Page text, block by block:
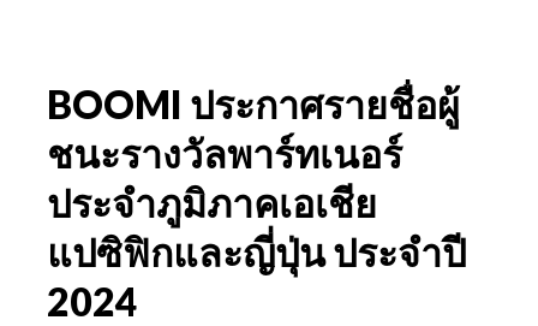
BOOMI ประกาศรายชื่อผู้
ชนะรางวัลพาร์ทเนอร์
ประจำภูมิภาคเอเชีย
แปซิฟิกและญี่ปุ่น ประจำปี
2024